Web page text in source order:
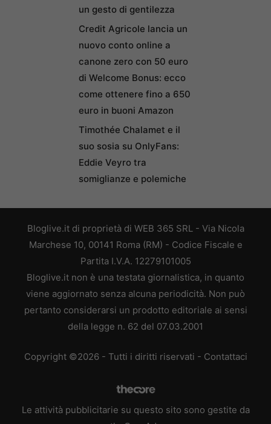
un gesto di gentilezza
Credit Agricole lancia un
nuovo conto online a
canone zero con 50 euro
di Welcome Bonus: ecco
come ottenere fino a 650
euro in buoni Amazon
Timothée Chalamet e il
suo sosia su OnlyFans:
Eddie Veyro tra
somiglianze e polemiche
Bloglive.it di proprietà di WEB 365 SRL - Via Nicola
Marchese 10, 00141 Roma (RM) - Codice Fiscale e
Partita I.V.A. 12279101005
Bloglive.it non è una testata giornalistica, in quanto
viene aggiornato senza alcuna periodicità. Non può
pertanto considerarsi un prodotto editoriale ai sensi
della legge n. 62 del 07.03.2001
Copyright ©2026 - Tutti i diritti riservati - Contattaci
Le attività pubblicitarie su questo sito sono gestite da